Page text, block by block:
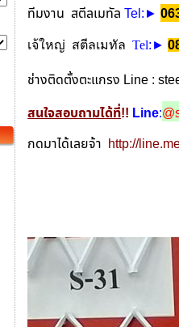
ทีมงาน สตีลเมทัลTel:►
เจ้ใหญ่ สตีลเมทัลTel:►
ช่างติดตั้งตะแกรง Line :
สนใจสอบถามได้ที่!! Line:
กดมาได้เลยจ้า http://